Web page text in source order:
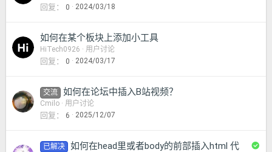
回复 0 2024/03/18
如何在某个板块上添加小工具
HiTech0926 用户讨论
回复 0 2024/03/17
交流 如何在论坛中插入B站视频？
Cmilo 用户讨论
回复 6 2025/12/07
已解决
如何在head里或者body的前部插入html 代